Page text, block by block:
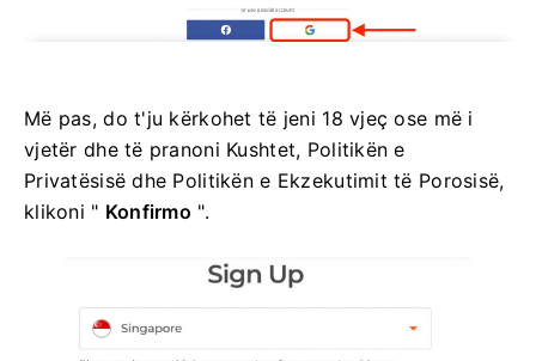
Më pas, do t'ju kërkohet të jeni 18 vjeç ose më i
vjetër dhe të pranoni Kushtet, Politikën e
Privatësisë dhe Politikën e Ekzekutimit të Porosisë,
klikoni " Konfirmo ".